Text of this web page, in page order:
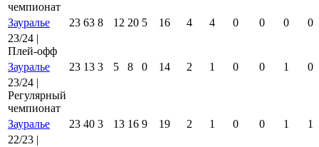
чемпионат
Зауралье
23 63 8 12 20 5 16 4 4 0 0 0
0
23/24 |
Плей-офф
Зауралье
23 13 3 5 8 0 14 2 1 0 0 1
0
23/24 |
Регулярный
чемпионат
Зауралье
23 40 3 13 16 9 19 2 1 0 0 1
1
22/23 |